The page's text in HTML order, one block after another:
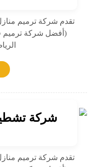
تقدم شركة ترميم
(أفضل شركة ترميم
شركة
تقدم شركة ترميم